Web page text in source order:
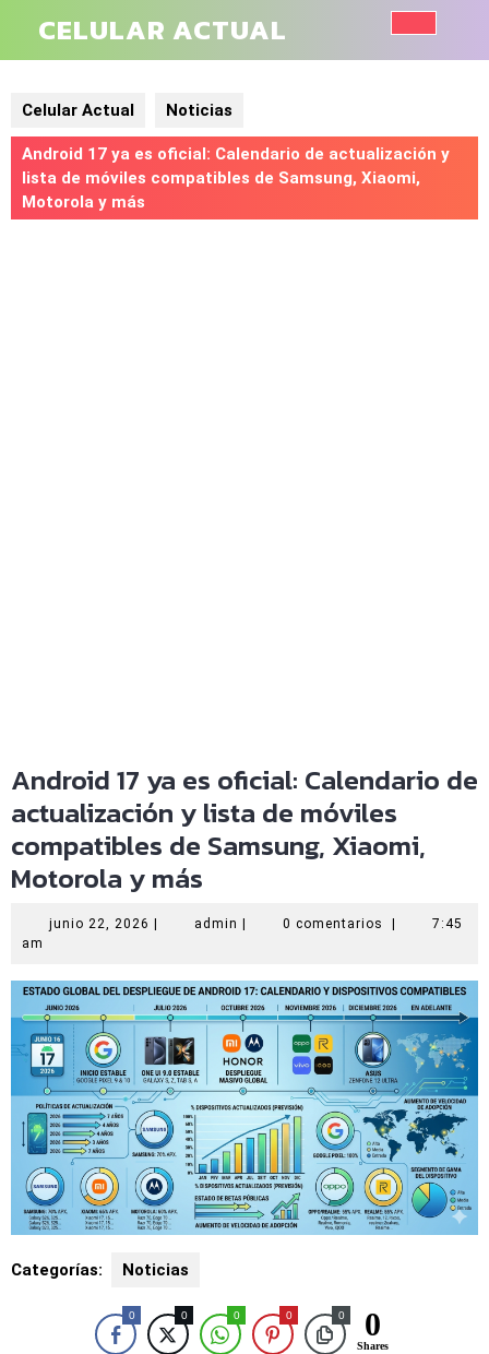
contenido
CELULAR ACTUAL
Celular Actual Noticias
Android 17 ya es oficial: Calendario de actualización y
lista de móviles compatibles de Samsung, Xiaomi,
Motorola y más
Android 17 ya es oficial: Calendario de
actualización y lista de móviles
compatibles de Samsung, Xiaomi,
Motorola y más
junio 22, 2026 junio
admin admin 0 comentarios
7:45
am
Categorías: Noticias
0 0 0 0 0 0
Shares